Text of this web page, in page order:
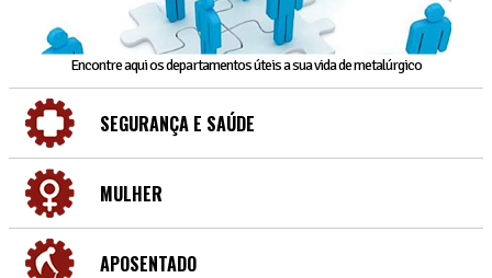
Encontre aqui os departamentos úteis a sua vida de metalúrgico
SEGURANÇA E SAÚDE
MULHER
APOSENTADO